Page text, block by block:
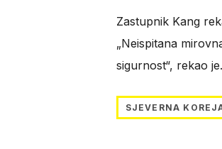
Zastupnik Kang
„Neispitana
sigurnost“, rekao
SJEVERNA